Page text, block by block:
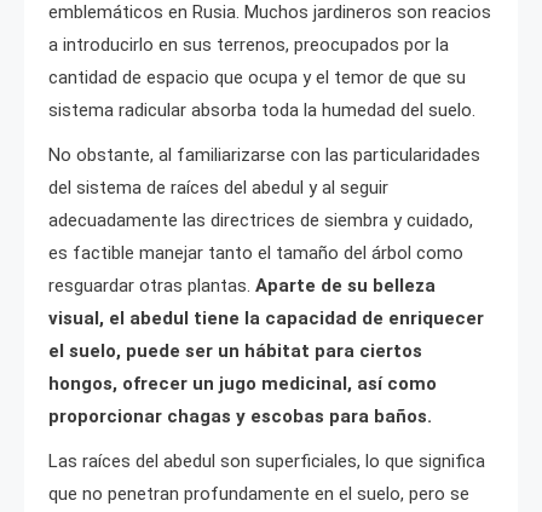
emblemáticos en Rusia. Muchos jardineros son reacios
a introducirlo en sus terrenos, preocupados por la
cantidad de espacio que ocupa y el temor de que su
sistema radicular absorba toda la humedad del suelo.
No obstante, al familiarizarse con las particularidades
del sistema de raíces del abedul y al seguir
adecuadamente las directrices de siembra y cuidado,
es factible manejar tanto el tamaño del árbol como
resguardar otras plantas. Aparte de su belleza
visual, el abedul tiene la capacidad de enriquecer
el suelo, puede ser un hábitat para ciertos
hongos, ofrecer un jugo medicinal, así como
proporcionar chagas y escobas para baños.
Las raíces del abedul son superficiales, lo que significa
que no penetran profundamente en el suelo, pero se